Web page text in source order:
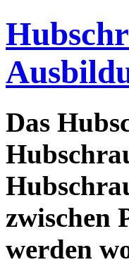
Das
zwischen
werden